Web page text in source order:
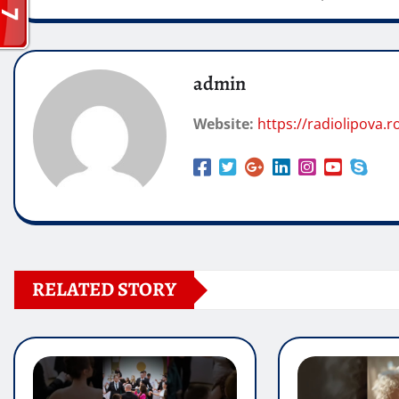
admin
Website: https://
RELATED STORY